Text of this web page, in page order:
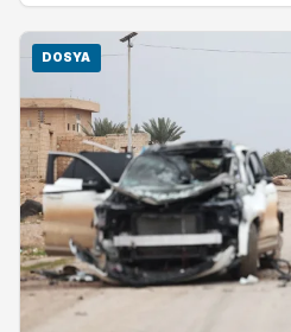
DOSYA